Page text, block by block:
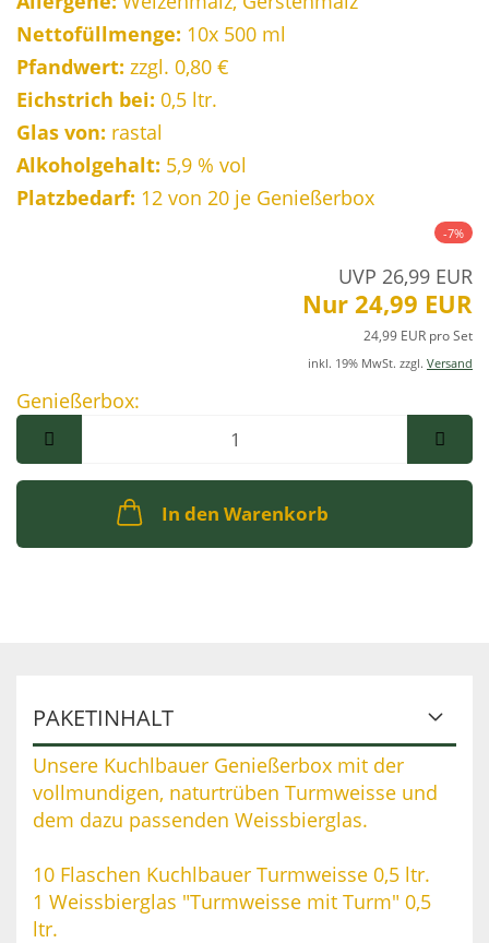
Nettofüllmenge: 10x 500 ml
Pfandwert: zzgl. 0,80 €
Eichstrich bei: 0,5 ltr.
Glas von: rastal
Alkoholgehalt: 5,9 % vol
Platzbedarf: 12 von 20 je Genießerbox
-7%
UVP 26,99 EUR
Nur 24,99 EUR
24,99 EUR pro Set
inkl. 19% MwSt. zzgl. Versand
Genießerbox:
Genießerbox
In den Warenkorb
PAKETINHALT
Unsere Kuchlbauer Genießerbox mit der
vollmundigen, naturtrüben Turmweisse und
dem dazu passenden Weissbierglas.
10 Flaschen Kuchlbauer Turmweisse 0,5 ltr.
1 Weissbierglas "Turmweisse mit Turm" 0,5
ltr.